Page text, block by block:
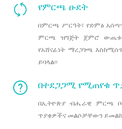
የምርጫ ዑደት
በምርጫ ሥርዓት፣ የድምፅ
ምርጫ ዝግጅት ጀምሮ ውጤቱ
የአሸናፊነት ማረጋገጫ
ይባላል፡፡
በተደጋጋሚ የሚጠየቁ
በኢትዮጵያ ብሔራዊ ምርጫ
ጥያቄዎችና መልሶቻቸውን